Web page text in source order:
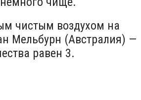
чистым воздухом на
Мельбурн (Австралия) —
равен 3.